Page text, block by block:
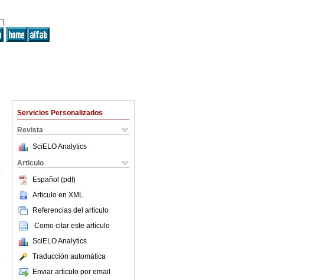
Servicios Personalizados
Revista
SciELO Analytics
Articulo
Español (pdf)
Articulo en XML
Referencias del artículo
Como citar este artículo
SciELO Analytics
Traducción automática
Enviar articulo por email